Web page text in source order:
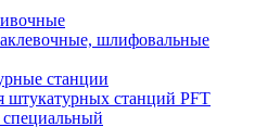
шлифовальные
станции
штукатурных станций PFT